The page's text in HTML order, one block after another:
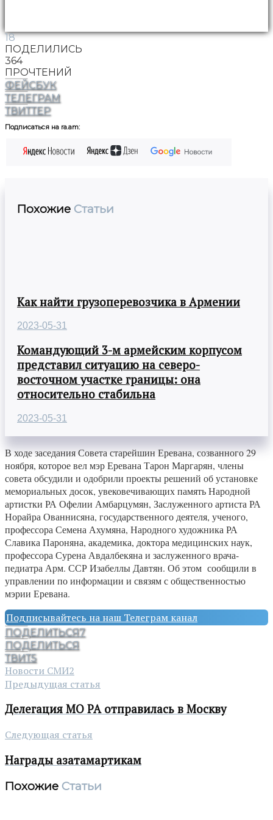
18
ПОДЕЛИЛИСЬ
364
ПРОЧТЕНИЙ
ФЕЙСБУК
ТЕЛЕГРАМ
ТВИТТЕР
Подписаться на ra.am:
Похожие Статьи
Как найти грузоперевозчика в Армении
2023-05-31
Командующий 3-м армейским корпусом
представил ситуацию на северо-
восточном участке границы: она
относительно стабильна
2023-05-31
В ходе заседания Совета старейшин Еревана, созванного 29
ноября, которое вел мэр Еревана Тарон Маргарян, члены
совета обсудили и одобрили проекты решений об установке
мемориальных досок, увековечивающих память Народной
артистки РА Офелии Амбарцумян, Заслуженного артиста РА
Норайра Ованнисяна, государственного деятеля, ученого,
профессора Семена Ахумяна, Народного художника РА
Славика Пароняна, академика, доктора медицинских наук,
профессора Сурена Авдалбекяна и заслуженного врача-
педиатра Арм. ССР Изабеллы Давтян. Об этом сообщили в
управлении по информации и связям с общественностью
мэрии Еревана.
Подписывайтесь на наш Телеграм канал
ПОДЕЛИТЬСЯ7
ПОДЕЛИТЬСЯ
ТВИТ5
Новости СМИ2
Предыдущая статья
Делегация МО РА отправилась в Москву
Следующая статья
Награды азатамартикам
Похожие Статьи